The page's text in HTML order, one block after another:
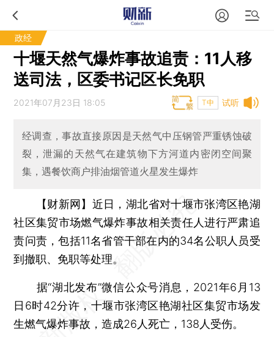
政经
十堰天然气爆炸事故追责：11人移
送司法，区委书记区长免职
试听
2021年07月23日 18:05 T中
经调查，事故直接原因是天然气中压钢管严重锈蚀破
裂，泄漏的天然气在建筑物下方河道内密闭空间聚
集，遇餐饮商户排油烟管道火星发生爆炸
【财新网】 近日，湖北省对十堰市张湾区艳湖
社区集贸市场燃气爆炸事故相关责任人进行严肃追
责问责，包括11名省管干部在内的34名公职人员受
到撤职、免职等处理。
据“湖北发布”微信公众号消息，2021年6月13
日6时42分许，十堰市张湾区艳湖社区集贸市场发
生燃气爆炸事故，造成26人死亡，138人受伤。